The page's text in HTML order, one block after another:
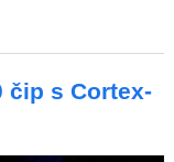
čip s Cortex-